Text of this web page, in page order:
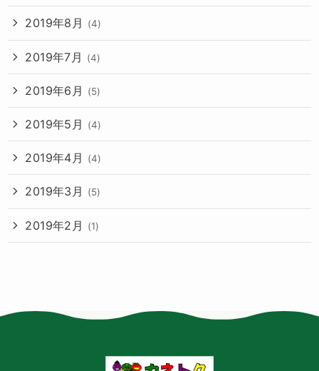
2019年8月 (4)
2019年7月 (4)
2019年6月 (5)
2019年5月 (4)
2019年4月 (4)
2019年3月 (5)
2019年2月 (1)